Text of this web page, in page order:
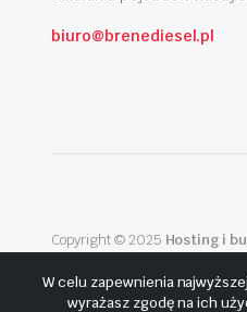
biuro@brenediesel.pl
Copyright © 2025 Hosting i
W celu zapewnienia
wyrażasz zgodę na ich